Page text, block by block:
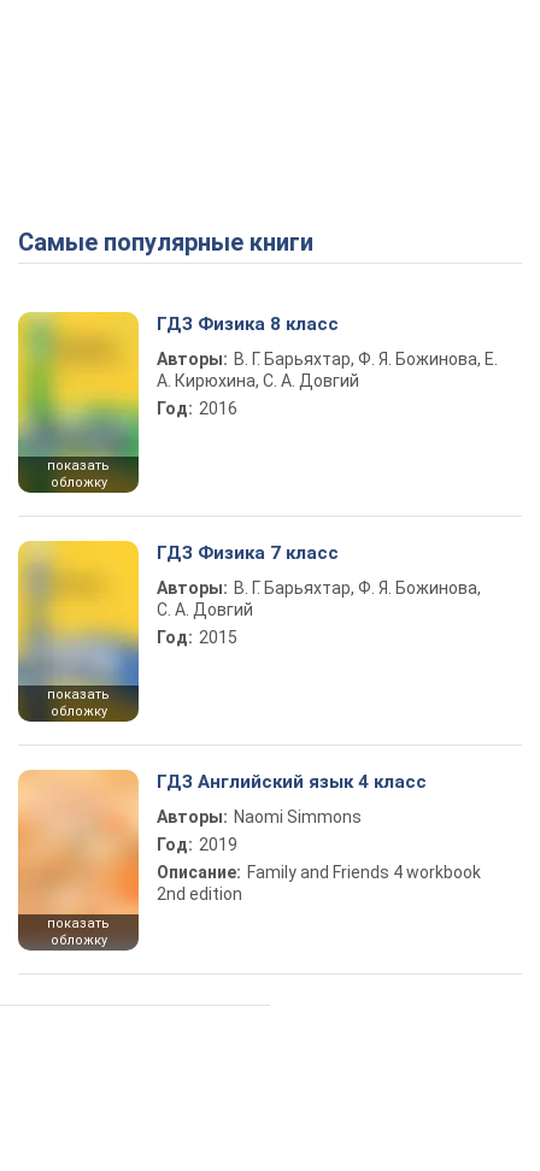
Самые популярные книги
показать
обложку
ГДЗ Физика 8 класс
Авторы: В. Г. Барьяхтар, Ф. Я. Божинова, Е.
А. Кирюхина, С. А. Довгий
Год: 2016
показать
обложку
ГДЗ Физика 7 класс
Авторы: В. Г. Барьяхтар, Ф. Я. Божинова,
С. А. Довгий
Год: 2015
показать
обложку
ГДЗ Английский язык 4 класс
Авторы: Naomi Simmons
Год: 2019
Описание: Family and Friends 4 workbook
2nd edition